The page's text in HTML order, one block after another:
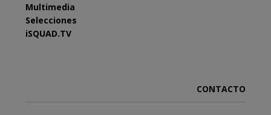
Multimedia
Selecciones
iSQUAD.TV
CONTACTO